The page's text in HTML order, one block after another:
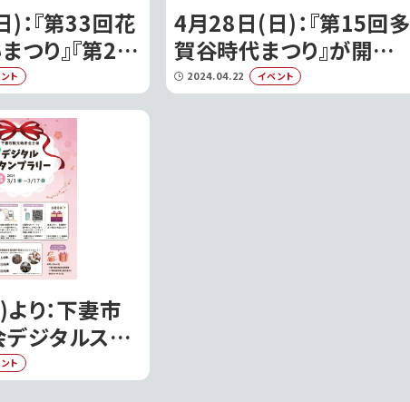
：『第33回花
つり』『第28
交流Eボー
時開催されま
ト
4月28日(日)：『第15回多
賀谷時代まつり』が開催さ
れます｜下妻市
2024.04.22 イベント
り：下妻市
ジタルスタ
開催中です
ト